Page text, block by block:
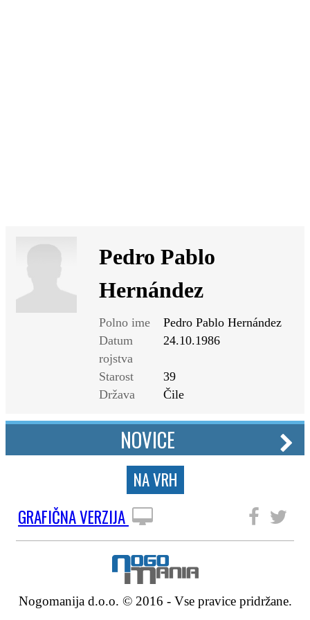
Pedro Pablo
Hernández
Polno ime
Pedro Pablo Hernández
Datum
rojstva
24.10.1986
Starost
39
Država
Čile
NOVICE
NA VRH
GRAFIČNA VERZIJA
Nogomanija d.o.o. © 2016 - Vse pravice pridržane.